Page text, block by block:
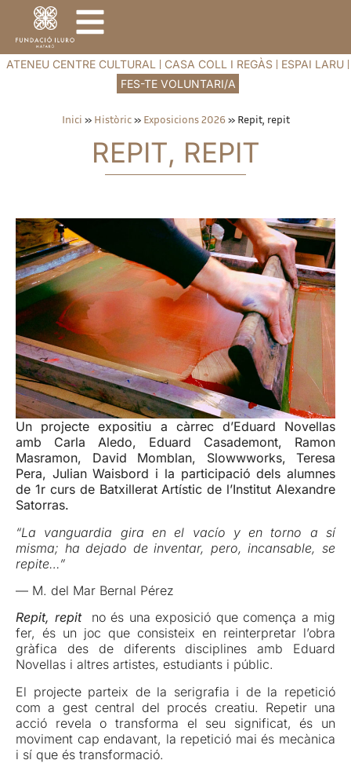
ATENEU CENTRE CULTURAL CASA COLL I REGÀS
ESPAI LARU
FES-TE VOLUNTARI/A
Inici » Històric» Exposicions 2026 » Repit, repit
REPIT, REPIT
Un projecte expositiu a càrrec d’Eduard Novellas
amb Carla Aledo, Eduard Casademont, Ramon
Masramon, David Momblan, Slowwworks, Teresa
Pera, Julian Waisbord i la participació dels alumnes
de 1r curs de Batxillerat Artístic de l’Institut Alexandre
Satorras.
“La vanguardia gira en el vacío y en torno a sí
misma; ha dejado de inventar, pero, incansable, se
repite…”
— M. del Mar Bernal Pérez
Repit, repitno és una exposició que comença a mig
fer, és un joc que consisteix en reinterpretar l’obra
gràfica des de diferents disciplines amb Eduard
Novellas i altres artistes, estudiants i públic.
El projecte parteix de la serigrafia i de la repetició
com a gest central del procés creatiu. Repetir una
acció revela o transforma el seu significat, és un
moviment cap endavant, la repetició mai és mecànica
i sí que és transformació.